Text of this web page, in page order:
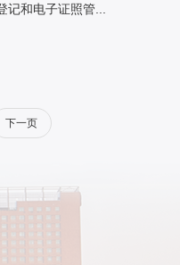
和电子证照管...
下一页